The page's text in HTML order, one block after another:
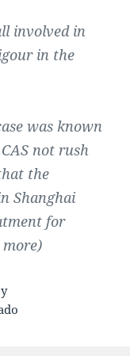
involved in
in the
was known
not rush
the
Shanghai
for